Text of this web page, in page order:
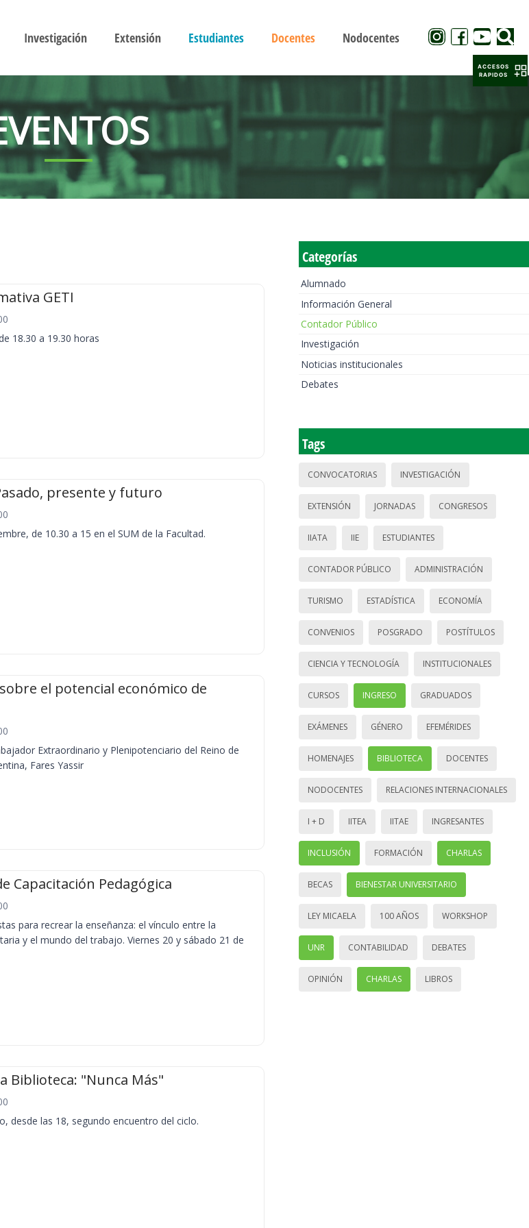
Investigación Extensión Estudiantes Docentes Nodocentes
GETI
18.30 a 19.30 horas
presente y futuro
de 10.30 a 15 en el SUM de la Facultad.
el potencial económico de
Extraordinario y Plenipotenciario del Reino de
Fares Yassir
Capacitación Pedagógica
para recrear la enseñanza: el vínculo entre la
y el mundo del trabajo. Viernes 20 y sábado 21 de
Biblioteca: "Nunca Más"
desde las 18, segundo encuentro del ciclo.
Categorías
Alumnado
Información General
Contador Público
Investigación
Noticias institucionales
Debates
Tags
CONVOCATORIAS INVESTIGACIÓN
EXTENSIÓN JORNADAS CONGRESOS
IIATA IIE ESTUDIANTES
CONTADOR PÚBLICO ADMINISTRACIÓN
TURISMO ESTADÍSTICA ECONOMÍA
CONVENIOS POSGRADO POSTÍTULOS
CIENCIA Y TECNOLOGÍA INSTITUCIONALES
CURSOS INGRESO GRADUADOS
EXÁMENES GÉNERO EFEMÉRIDES
HOMENAJES BIBLIOTECA DOCENTES
NODOCENTES RELACIONES INTERNACIONALES
I + D IITEA IITAE INGRESANTES
INCLUSIÓN FORMACIÓN CHARLAS
BECAS BIENESTAR UNIVERSITARIO
LEY MICAELA 100 AÑOS WORKSHOP
UNR CONTABILIDAD DEBATES
OPINIÓN CHARLAS LIBROS
ACCESOS
RAPIDOS